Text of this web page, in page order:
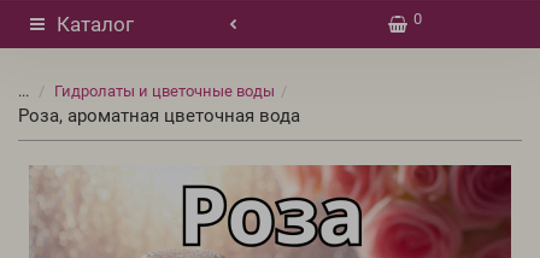
Каталог 0
... Гидролаты и цветочные воды
Роза, ароматная цветочная вода